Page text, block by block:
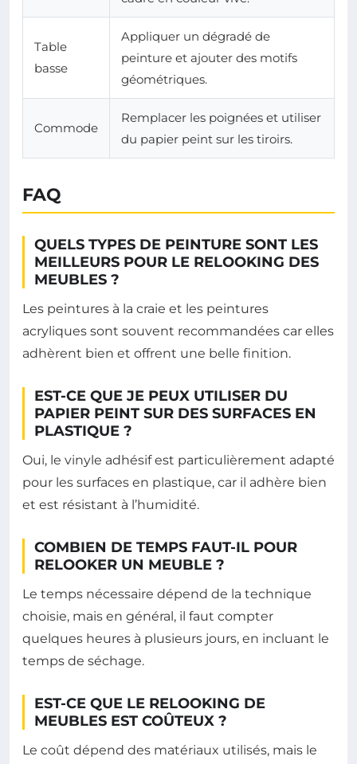
Table
basse
Appliquer un dégradé de
peinture et ajouter des motifs
géométriques.
Commode
Remplacer les poignées et utiliser
du papier peint sur les tiroirs.
FAQ
QUELS TYPES DE PEINTURE SONT LES
MEILLEURS POUR LE RELOOKING DES
MEUBLES ?
Les peintures à la craie et les peintures
acryliques sont souvent recommandées car elles
adhèrent bien et offrent une belle finition.
EST-CE QUE JE PEUX UTILISER DU
PAPIER PEINT SUR DES SURFACES EN
PLASTIQUE ?
Oui, le vinyle adhésif est particulièrement adapté
pour les surfaces en plastique, car il adhère bien
et est résistant à l’humidité.
COMBIEN DE TEMPS FAUT-IL POUR
RELOOKER UN MEUBLE ?
Le temps nécessaire dépend de la technique
choisie, mais en général, il faut compter
quelques heures à plusieurs jours, en incluant le
temps de séchage.
EST-CE QUE LE RELOOKING DE
MEUBLES EST COÛTEUX ?
Le coût dépend des matériaux utilisés, mais le